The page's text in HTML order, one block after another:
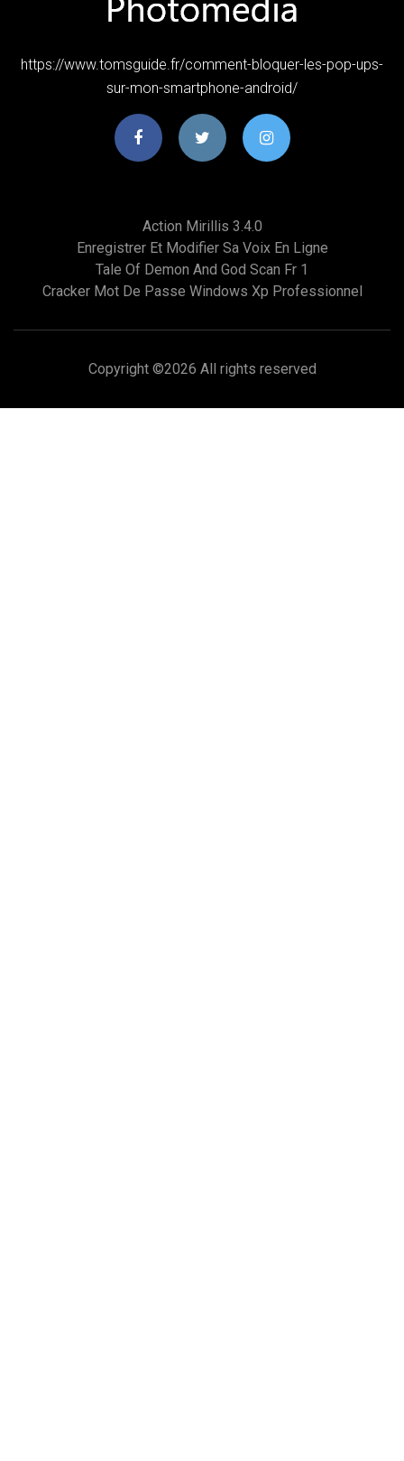
https://www.tomsguide.fr/comment-bloquer-les-pop-ups-
sur-mon-smartphone-android/
Action Mirillis 3.4.0
Enregistrer Et Modifier Sa Voix En Ligne
Tale Of Demon And God Scan Fr 1
Cracker Mot De Passe Windows Xp Professionnel
Copyright ©2026 All rights reserved